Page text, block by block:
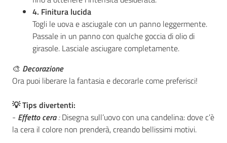
Seguici4. Finitura lucida
Togli le uova e asciugale con un panno leggermente.
Passale in un panno con qualche goccia di olio di
girasole. Lasciale asciugare completamente.
🎨 Decorazione
Ora puoi liberare la fantasia e decorarle come preferisci!
💡 Tips divertenti:
- Effetto cera:Disegna sull’uovo con una candelina: dove c’è
la cera il colore non prenderà, creando bellissimi motivi.